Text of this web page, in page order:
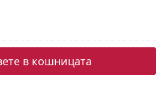
в кошницата